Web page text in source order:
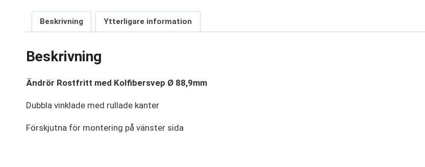
Beskrivning Ytterligare information
Beskrivning
Ändrör Rostfritt med Kolfibersvep Ø 88,9mm
Dubbla vinklade med rullade kanter
Förskjutna för montering på vänster sida